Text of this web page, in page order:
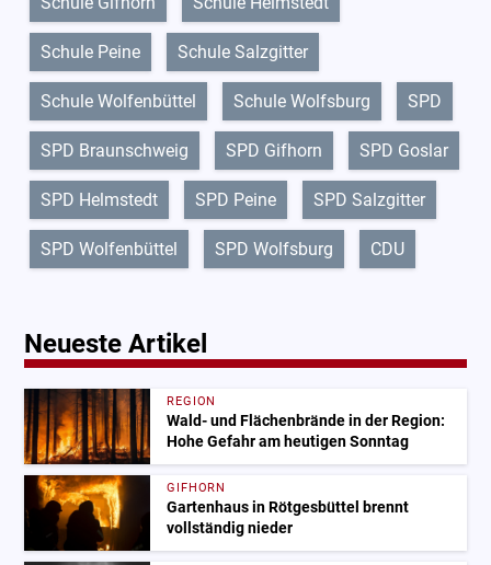
Schule Peine Schule Salzgitter
Schule Wolfenbüttel Schule Wolfsburg SPD
SPD Braunschweig SPD Gifhorn SPD Goslar
SPD Helmstedt SPD Peine SPD Salzgitter
SPD Wolfenbüttel SPD Wolfsburg CDU
Neueste Artikel
REGION
Wald- und Flächenbrände in der Region:
Hohe Gefahr am heutigen Sonntag
GIFHORN
Gartenhaus in Rötgesbüttel brennt
vollständig nieder